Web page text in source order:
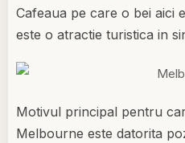
Cafeaua pe care o bei aici
este o atractie turistica in
Motivul principal pentru
Melbourne este datorita